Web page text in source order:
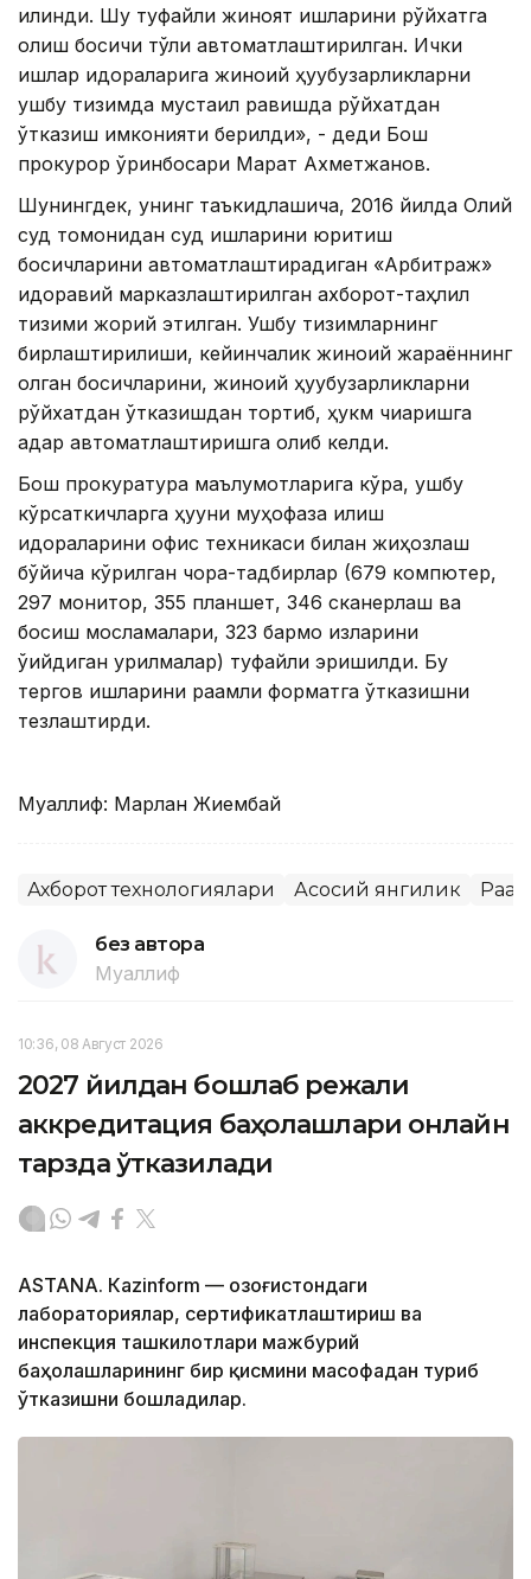
қилинди. Шу туфайли жиноят ишларини рўйхатга
олиш босқичи тўлиқ автоматлаштирилган. Ички
ишлар идораларига жиноий ҳуқуқбузарликларни
ушбу тизимда мустақил равишда рўйхатдан
ўтказиш имконияти берилди», - деди Бош
прокурор ўринбосари Марат Ахметжанов.
Шунингдек, унинг таъкидлашича, 2016 йилда Олий
суд томонидан суд ишларини юритиш
босқичларини автоматлаштирадиган «Арбитраж»
идоравий марказлаштирилган ахборот-таҳлил
тизими жорий этилган. Ушбу тизимларнинг
бирлаштирилиши, кейинчалик жиноий жараённинг
қолган босқичларини, жиноий ҳуқуқбузарликларни
рўйхатдан ўтказишдан тортиб, ҳукм чиқаришга
қадар автоматлаштиришга олиб келди.
Бош прокуратура маълумотларига кўра, ушбу
кўрсаткичларга ҳуқуқни муҳофаза қилиш
идораларини офис техникаси билан жиҳозлаш
бўйича кўрилган чора-тадбирлар (679 компютер,
297 монитор, 355 планшет, 346 сканерлаш ва
босиш мосламалари, 323 бармоқ изларини
ўқийдиган қурилмалар) туфайли эришилди. Бу
тергов ишларини рақамли форматга ўтказишни
тезлаштирди.
Муаллиф: Марлан Жиембай
Ахборот технологиялари Асосий янгилик
без автора
Муаллиф
10:36, 08 Август 2026
2027 йилдан бошлаб режали
аккредитация баҳолашлари онлайн
тарзда ўтказилади
ASTANА. Кazinform — Қозоғистондаги
лабораториялар, сертификатлаштириш ва
инспекция ташкилотлари мажбурий
баҳолашларининг бир қисмини масофадан туриб
ўтказишни бошладилар.